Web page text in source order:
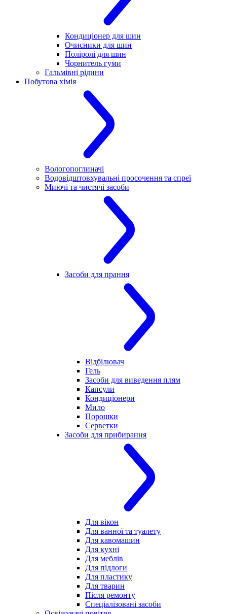
Кондиціонер для шин
Очисники для шин
Поліролі для шин
Чорнитель гуми
Гальмівні рідини
Побутова хімія
Вологопоглиначі
Водовідштовхувальні просочення та спреї
Миючі та чистячі засоби
Засоби для прання
Відбілювач
Гель
Засоби для виведення плям
Капсули
Кондиціонери
Мило
Порошки
Серветки
Засоби для прибирання
Для вікон
Для ванної та туалету
Для кавомашин
Для кухні
Для меблів
Для підлоги
Для пластику
Для тварин
Після ремонту
Спеціалізовані засоби